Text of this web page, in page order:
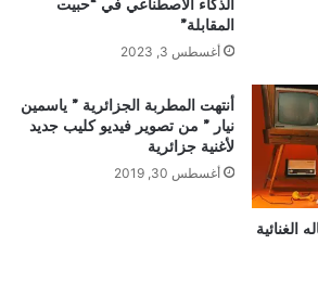
الذكاء الاصطناعي في “حبيت
المقابلة”
أغسطس 3, 2023
الغنائية
أنتهت المطربة الجزائرية ” ياسمين
نيار ” من تصوير فيديو كليب جديد
لأغنية جزائرية
أغسطس 30, 2019